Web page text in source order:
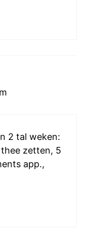
2 tal weken:
zetten, 5
app.,